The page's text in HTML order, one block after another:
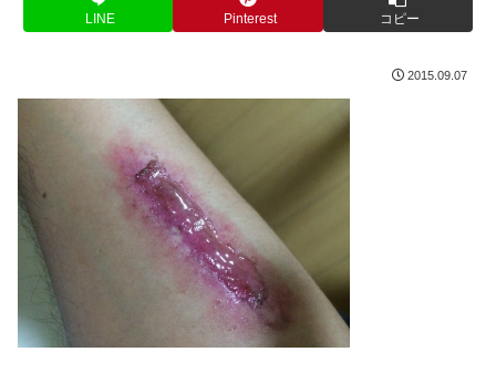
LINE Pinterest コピー
2015.09.07